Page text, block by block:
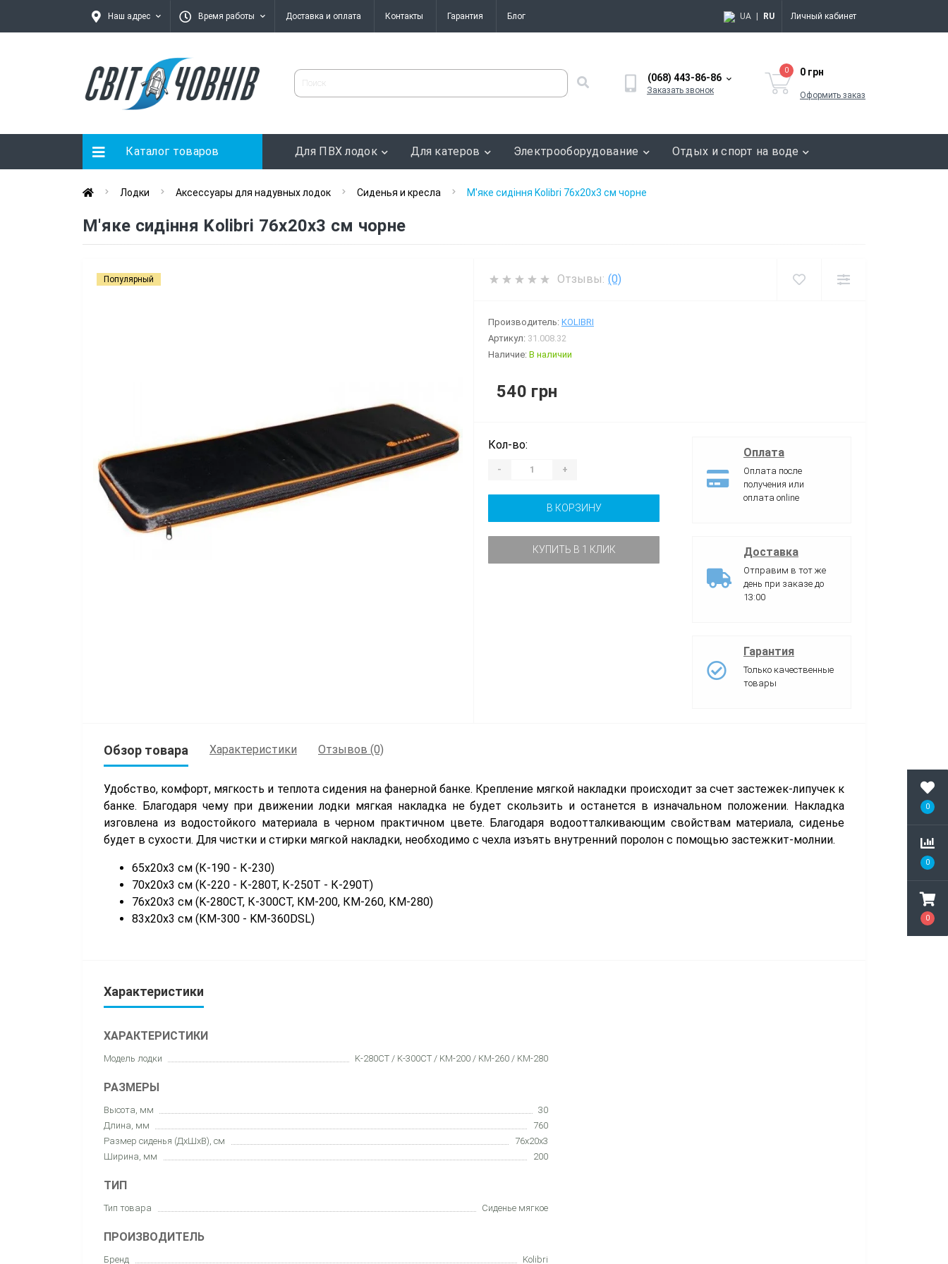
0
0
0
Наш адрес Время работы Доставка и оплата Контакты Гарантия Блог UA RU Личный кабинет
(068) 443-86-86
Заказать звонок
0 0 грн
Оформить заказ
Каталог товаров Для ПВХ лодок Для катеров Электрооборудование Отдых и спорт на воде
Лодки Аксессуары для надувных лодок Сиденья и кресла М'яке сидіння Kolibri 76х20x3 см чорне
М'яке сидіння Kolibri 76х20x3 см чорне
Популярный Отзывы: (0)
Производитель: KOLIBRI
Артикул: 31.008.32
Наличие: В наличии
540 грн
Кол-во:
- +
В КОРЗИНУ
КУПИТЬ В 1 КЛИК
Оплата
Оплата после
получения или
оплата online
Доставка
Отправим в тот же
день при заказе до
13:00
Гарантия
Только качественные
товары
Обзор товара Характеристики Отзывов (0)
Удобство, комфорт, мягкость и теплота сидения на фанерной банке. Крепление мягкой накладки происходит за счет застежек-липучек к
банке. Благодаря чему при движении лодки мягкая накладка не будет скользить и останется в изначальном положении. Накладка
изговлена из водостойкого материала в черном практичном цвете. Благодаря водоотталкивающим свойствам материала, сиденье
будет в сухости. Для чистки и стирки мягкой накладки, необходимо с чехла изъять внутренний поролон с помощью застежкит-молнии.
65х20x3 см (К-190 - К-230)
70х20x3 см (К-220 - К-280Т, К-250Т - К-290T)
76х20x3 см (K-280CT, К-300СТ, КМ-200, КМ-260, КМ-280)
83х20x3 см (КМ-300 - KM-360DSL)
Характеристики
ХАРАКТЕРИСТИКИ
Модель лодки K-280CT / K-300СТ / KМ-200 / KМ-260 / KМ-280
РАЗМЕРЫ
Высота, мм
30
Длина, мм
760
Размер сиденья (ДхШхВ), см
76х20x3
Ширина, мм
200
ТИП
Тип товара Сиденье мягкое
ПРОИЗВОДИТЕЛЬ
Бренд
Kolibri